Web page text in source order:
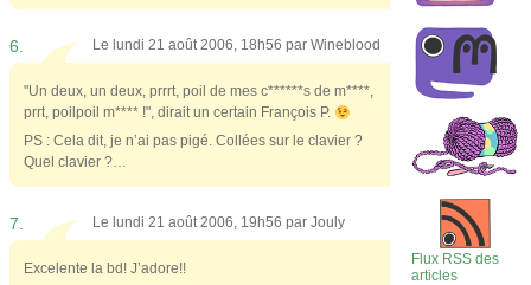
6. Le lundi 21 août 2006, 18h56 par Wineblood
"Un deux, un deux, prrrt, poil de mes c******s de m****,
prrt, poilpoil m**** !", dirait un certain François P.
PS : Cela dit, je n’ai pas pigé. Collées sur le clavier ?
Quel clavier ?…
7. Le lundi 21 août 2006, 19h56 par Jouly
Excelente la bd! J’adore!!
Flux RSS des
articles